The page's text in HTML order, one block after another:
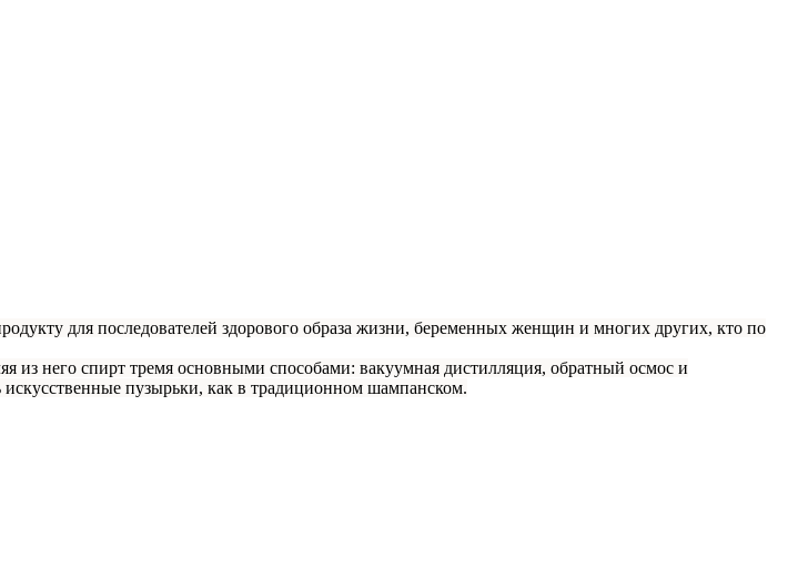
для последователей здорового образа жизни, беременных женщин и многих других, кто по
из него спирт тремя основными способами: вакуумная дистилляция, обратный осмос и
пузырьки, как в традиционном шампанском.